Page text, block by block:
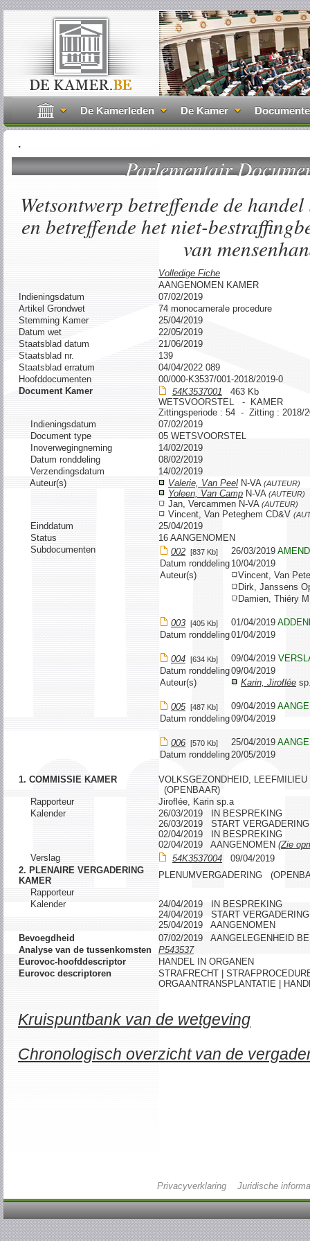
De Kamerleden De Kamer
.
Parlementair
Wetsontwerp betreffende de
en betreffende het niet-
van
Volledige Fiche
AANGENOMEN KAMER
Indieningsdatum
07/02/2019
Artikel Grondwet
74 monocamerale procedure
Stemming Kamer
25/04/2019
Datum wet
22/05/2019
Staatsblad datum
21/06/2019
Staatsblad nr.
139
Staatsblad erratum
04/04/2022 089
Hoofddocumenten
00/000-K3537/001-2018/2019-0
Document Kamer
54K3537001 463 Kb
WETSVOORSTEL - KAMER
Zittingsperiode : 54 - Zitting : 2018/
Indieningsdatum
07/02/2019
Document type
05 WETSVOORSTEL
Inoverwegingneming
14/02/2019
Datum ronddeling
08/02/2019
Verzendingsdatum
14/02/2019
Auteur(s)
Valerie, Van Peel N-VA (AUTEUR)
Yoleen, Van Camp N-VA (AUTEUR)
Jan, Vercammen N-VA (AUTEUR)
Vincent, Van Peteghem CD&V
Einddatum
25/04/2019
Status
16 AANGENOMEN
Subdocumenten
002 [837 Kb] 26/03/2019
Datum ronddeling 10/04/2019
Auteur(s)
Vincent, Van
Dirk, Janssens
Damien, Thiéry
003 [405 Kb] 01/04/2019
Datum ronddeling01/04/2019
004 [634 Kb] 09/04/2019
Datum ronddeling09/04/2019
Auteur(s)
Karin, Jiroflée
005 [487 Kb] 09/04/2019
Datum ronddeling09/04/2019
006 [570 Kb] 25/04/2019
Datum ronddeling20/05/2019
1. COMMISSIE KAMER
VOLKSGEZONDHEID,
(OPENBAAR)
Rapporteur
Jiroflée, Karin sp.a
Kalender
26/03/2019 IN BESPREKING
26/03/2019 START VERGADERING
02/04/2019 IN BESPREKING
02/04/2019 AANGENOMEN (Zie
Verslag
54K3537004 09/04/2019
2. PLENAIRE VERGADERING
KAMER
PLENUMVERGADERING
Rapporteur
Kalender
24/04/2019 IN BESPREKING
24/04/2019 START VERGADERING
25/04/2019 AANGENOMEN
Bevoegdheid
07/02/2019 AANGELEGENHEID
Analyse van de tussenkomsten
P543537
Eurovoc-hoofddescriptor
HANDEL IN ORGANEN
Eurovoc descriptoren
STRAFRECHT |
ORGAANTRANSPLANTATIE |
Kruispuntbank van de wetgeving
Chronologisch overzicht van de
Privacyverklaring Juridische